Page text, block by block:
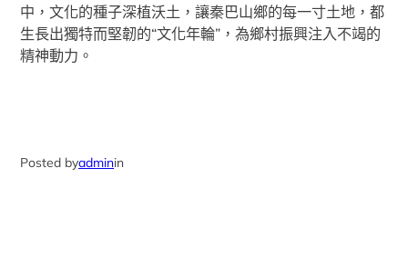
中，文化的種子深植沃土，讓秦巴山鄉的每一寸土地，都
生長出獨特而堅韌的“文化年輪”，為鄉村振興注入不竭的
精神動力。
Posted byadminin